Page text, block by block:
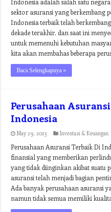
Indonesia adalah salah satu
sektor asuransi yang berkembang
Indonesia terbaik telah
dekade terakhir, dan saat ini
untuk memenuhi kebutuhan
kita akan membahas beberapa
Baca Selengkapnya »
Perusahaan
Indonesia
May 29, 2023 Investasi & Keuangan
Perusahaan Asuransi Terbaik Di
finansial yang memberikan
yang tidak diinginkan akibat suatu
asuransi telah menjadi bagian
Ada banyak perusahaan asuransi
namun tidak semua memiliki